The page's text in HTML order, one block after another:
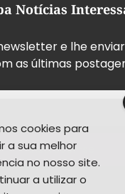
Notícias
e lhe
as últimas
Inscrever-se
cookies para
a sua melhor
no nosso site.
a utilizar o